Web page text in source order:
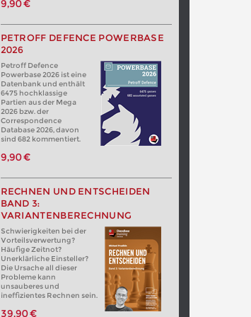
9,90 €
PETROFF DEFENCE POWERBASE
2026
Petroff Defence
Powerbase 2026 ist eine
Datenbank und enthält
6475 hochklassige
Partien aus der Mega
2026 bzw. der
Correspondence
Database 2026, davon
sind 682 kommentiert.
9,90 €
RECHNEN UND ENTSCHEIDEN
BAND 3:
VARIANTENBERECHNUNG
Schwierigkeiten bei der
Vorteilsverwertung?
Häufige Zeitnot?
Unerklärliche Einsteller?
Die Ursache all dieser
Probleme kann
unsauberes und
ineffizientes Rechnen sein.
39,90 €